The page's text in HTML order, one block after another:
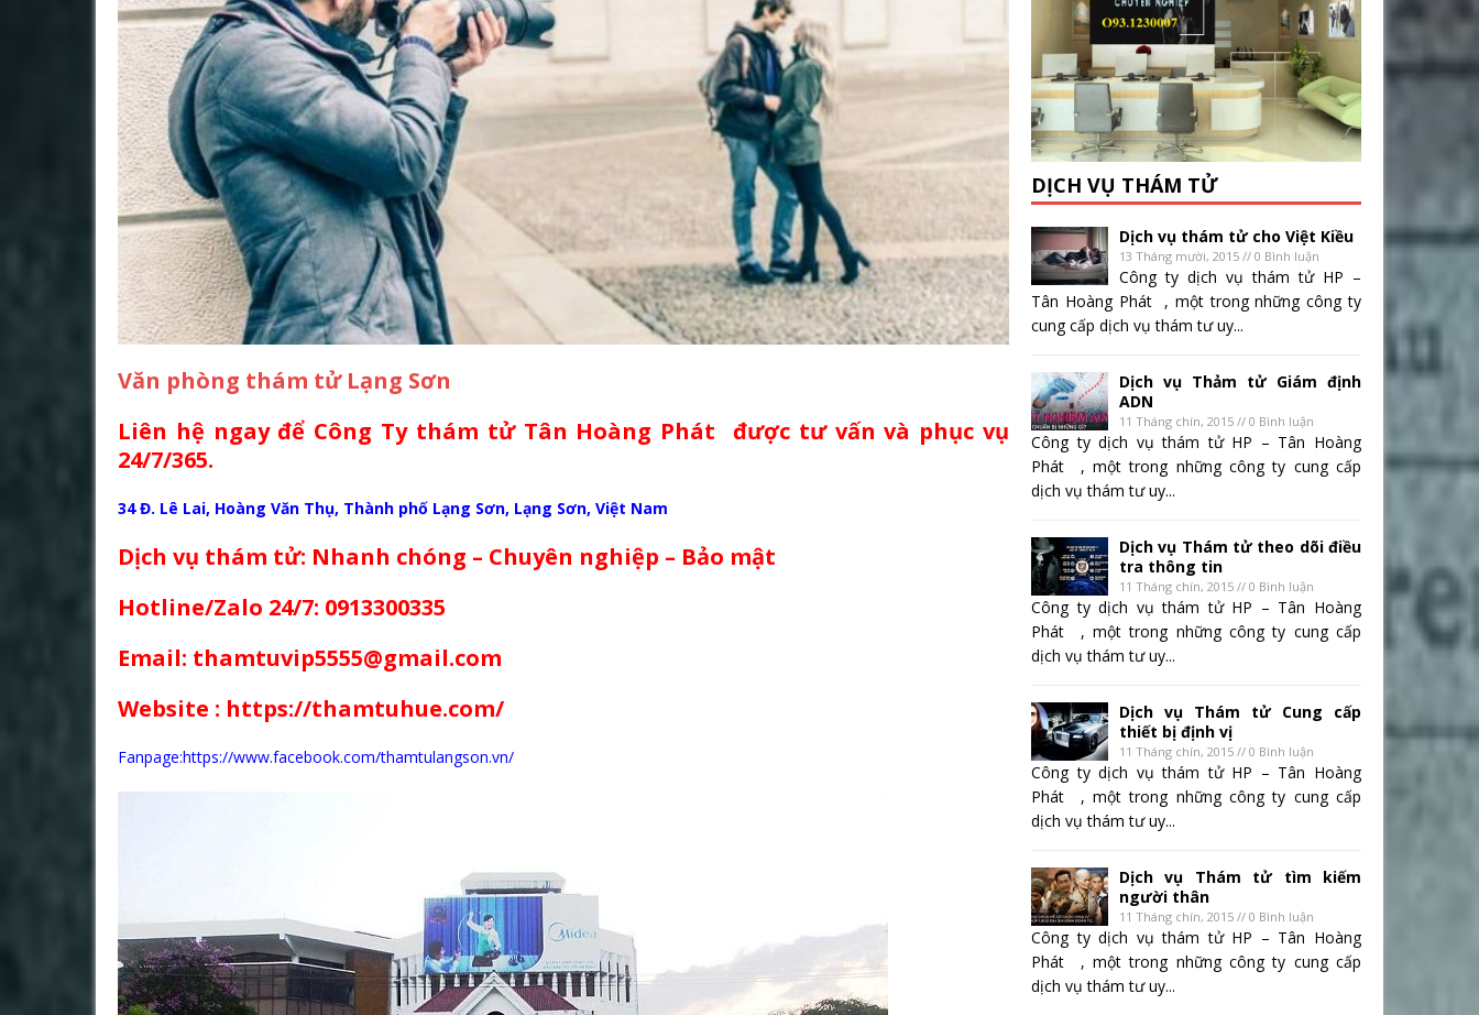
Văn phòng thám tử Lạng Sơn
Liên hệ ngay để Công Ty thám tử Tân Hoàng Phát được tư vấn và phục vụ
24/7/365.
34 Đ. Lê Lai, Hoàng Văn Thụ, Thành phố Lạng Sơn, Lạng Sơn, Việt Nam
Dịch vụ thám tử: Nhanh chóng – Chuyên nghiệp – Bảo mật
Hotline/Zalo 24/7: 0913300335
Email: thamtuvip5555@gmail.com
Website : https://thamtuhue.com/
Fanpage:https://www.facebook.com/thamtulangson.vn/
DỊCH VỤ THÁM TỬ
Dịch vụ thám tử cho Việt Kiều
13 Tháng mười, 2015 // 0 Bình luận
Công ty dịch vụ thám tử HP –
Tân Hoàng Phát , một trong những công ty
cung cấp dịch vụ thám tư uy...
Dịch vụ Thảm tử Giám định
ADN
11 Tháng chín, 2015 // 0 Bình luận
Công ty dịch vụ thám tử HP – Tân Hoàng
Phát , một trong những công ty cung cấp
dịch vụ thám tư uy...
Dịch vụ Thám tử theo dõi điều
tra thông tin
11 Tháng chín, 2015 // 0 Bình luận
Công ty dịch vụ thám tử HP – Tân Hoàng
Phát , một trong những công ty cung cấp
dịch vụ thám tư uy...
Dịch vụ Thám tử Cung cấp
thiết bị định vị
11 Tháng chín, 2015 // 0 Bình luận
Công ty dịch vụ thám tử HP – Tân Hoàng
Phát , một trong những công ty cung cấp
dịch vụ thám tư uy...
Dịch vụ Thám tử tìm kiếm
người thân
11 Tháng chín, 2015 // 0 Bình luận
Công ty dịch vụ thám tử HP – Tân Hoàng
Phát , một trong những công ty cung cấp
dịch vụ thám tư uy...